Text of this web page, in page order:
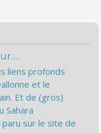
liens profonds
et le
Et de (gros)
Sahara
sur le site de